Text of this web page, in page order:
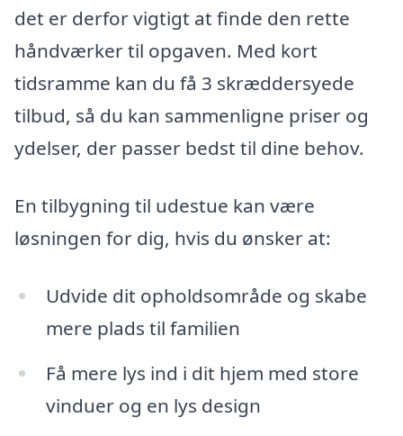
det er derfor vigtigt at finde den rette
håndværker til opgaven. Med kort
tidsramme kan du få 3 skræddersyede
tilbud, så du kan sammenligne priser og
ydelser, der passer bedst til dine behov.
En tilbygning til udestue kan være
løsningen for dig, hvis du ønsker at:
Udvide dit opholdsområde og skabe
mere plads til familien
Få mere lys ind i dit hjem med store
vinduer og en lys design